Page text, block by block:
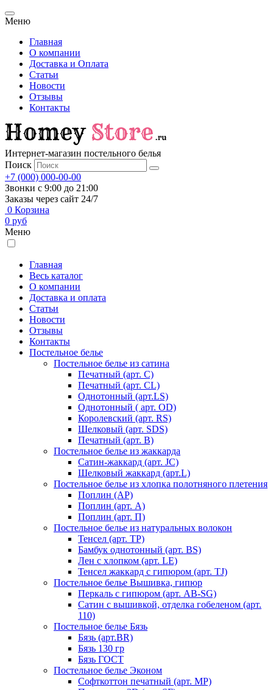
Меню
Главная
О компании
Доставка и Оплата
Статьи
Новости
Отзывы
Контакты
Интернет-магазин постельного белья
Поиск
+7 (000) 000-00-00
Звонки с 9:00 до 21:00
Заказы через сайт 24/7
0 Корзина
0 руб
Меню
Главная
Весь каталог
О компании
Доставка и оплата
Статьи
Новости
Отзывы
Контакты
Постельное белье
Постельное белье из сатина
Печатный (арт. С)
Печатный (арт. СL)
Однотонный (арт.LS)
Однотонный ( арт. OD)
Королевский (арт. RS)
Шелковый (арт. SDS)
Печатный (арт. В)
Постельное белье из жаккарда
Сатин-жаккард (арт. JC)
Шелковый жаккард (арт.L)
Постельное белье из хлопка полотняного плетения
Поплин (AP)
Поплин (арт. А)
Поплин (арт. П)
Постельное белье из натуральных волокон
Тенсел (арт. ТР)
Бамбук однотонный (арт. BS)
Лен с хлопком (арт. LE)
Тенсел жаккард с гипюром (арт. TJ)
Постельное белье Вышивка, гипюр
Перкаль с гипюром (арт. AB-SG)
Сатин с вышивкой, отделка гобеленом (арт.
110)
Постельное белье Бязь
Бязь (арт.BR)
Бязь 130 гр
Бязь ГОСТ
Постельное белье Эконом
Софткоттон печатный (арт. MР)